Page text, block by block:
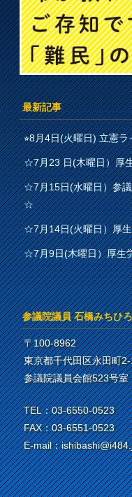
最新記事
⭐︎8月4日(火曜日) 立憲ラ
☆7月23 日(木曜日）厚
☆7月15日(水曜日）参
☆
☆7月14日(火曜日）厚
☆7月9日(木曜日）厚生
参議院議員 石橋みちひ
〒100-8962
東京都千代田区永田町
参議院議員会館523号室
TEL：03-6550-0523
FAX：03-6551-0523
E-mail：